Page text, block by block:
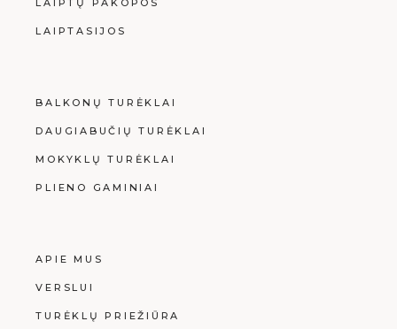
LAIPTŲ PAKOPOS
LAIPTASIJOS
BALKONŲ TURĖKLAI
DAUGIABUČIŲ TURĖKLAI
MOKYKLŲ TURĖKLAI
PLIENO GAMINIAI
APIE MUS
VERSLUI
TURĖKLŲ PRIEŽIŪRA